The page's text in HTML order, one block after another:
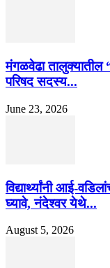
मंगळवेढा तालुक्यातील
परिषद सदस्य...
June 23, 2026
विद्यार्थ्यांनी आई-
घ्यावे, नंदेश्वर येथे...
August 5, 2026